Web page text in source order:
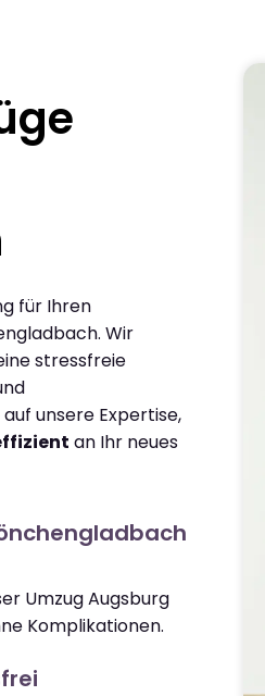
für Ihren
Wir
stressfreie
unsere Expertise,
an Ihr neues
Umzug Augsburg
Komplikationen.